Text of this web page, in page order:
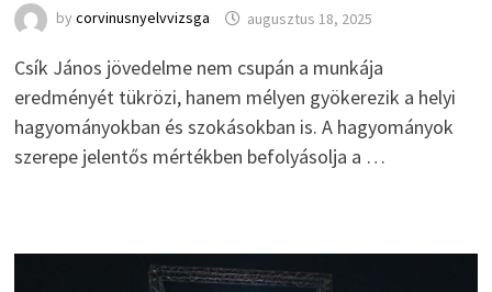
by corvinusnyelvvizsga augusztus 18, 2025
Csík János jövedelme nem csupán a munkája
eredményét tükrözi, hanem mélyen gyökerezik a helyi
hagyományokban és szokásokban is. A hagyományok
szerepe jelentős mértékben befolyásolja a …